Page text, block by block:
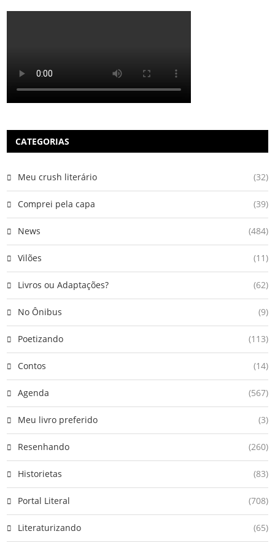
CATEGORIAS
Meu crush literário (32)
Comprei pela capa (39)
News (484)
Vilões (11)
Livros ou Adaptações? (62)
No Ônibus (9)
Poetizando (113)
Contos (14)
Agenda (567)
Meu livro preferido (3)
Resenhando (260)
Historietas (83)
Portal Literal (708)
Literaturizando (65)